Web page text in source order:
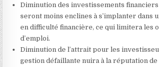
Diminution des investissements financiers
seront moins enclines à s’implanter dans
en difficulté financière, ce qui limitera les
d’emploi.
Diminution de l’attrait pour les
gestion défaillante nuira à la réputation